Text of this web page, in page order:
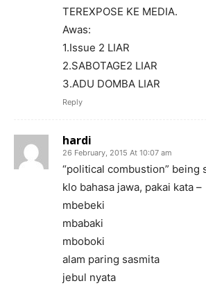
TEREXPOSE KE MEDIA.
Awas:
1.Issue 2 LIAR
2.SABOTAGE2 LIAR
3.ADU DOMBA LIAR
Reply
hardi
26 February, 2015 At 10:07 am
“political combustion” being
klo bahasa jawa, pakai kata –
mbebeki
mbabaki
mboboki
alam paring sasmita
jebul nyata